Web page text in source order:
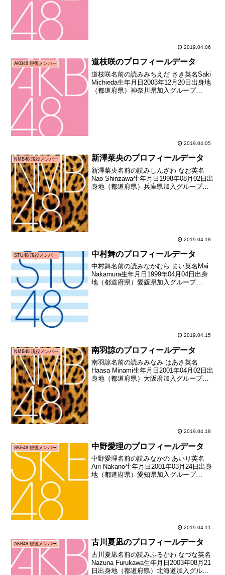
2019.04.06
AKB48 現役メンバー 道枝咲のプロフィールデータ
道枝咲名前の読みみちえだ さき英名Saki
Michieda生年月日2003年12月20日出身地
（都道府県）神奈川県加入グループ
2019.04.05
NMB48 現役メンバー 新澤菜央のプロフィールデータ
新澤菜央名前の読みしんざわ なお英名
Nao Shinzawa生年月日1998年08月02日出
身地（都道府県）兵庫県加入グループ
2019.04.18
STU48 現役メンバー 中村舞のプロフィールデータ
中村舞名前の読みなかむら まい英名Mai
Nakamura生年月日1999年04月04日出身
地（都道府県）愛媛県加入グループ
2019.04.15
NMB48 現役メンバー 南羽諒のプロフィールデータ
南羽諒名前の読みみなみ はあさ英名
Haasa Minami生年月日2001年04月02日出
身地（都道府県）大阪府加入グループ
2019.04.18
SKE48 現役メンバー 中野愛理のプロフィールデータ
中野愛理名前の読みなかの あいり英名
Airi Nakano生年月日2001年03月24日出身
地（都道府県）愛知県加入グループ
2019.04.11
AKB48 現役メンバー 古川夏凪のプロフィールデータ
古川夏凪名前の読みふるかわ なづな英名
Nazuna Furukawa生年月日2003年08月21
日出身地（都道府県）北海道加入グルー